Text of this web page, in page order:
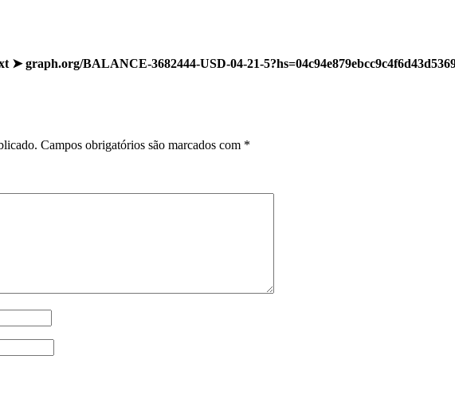
➤ graph.org/BALANCE-3682444-USD-04-21-
Campos obrigatórios são marcados com *